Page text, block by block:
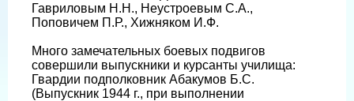
Гавриловым Н.Н., Неустроевым С.А.,
Поповичем П.Р., Хижняком И.Ф.
Много замечательных боевых подвигов
совершили выпускники и курсанты училища:
Гвардии подполковник Абакумов Б.С.
(Выпускник 1944 г., при выполнении